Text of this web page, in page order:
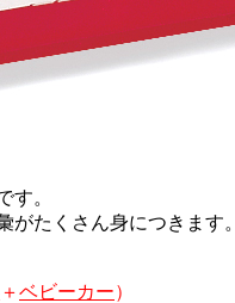
す。
たくさん身につきます。
＋ベビーカー）